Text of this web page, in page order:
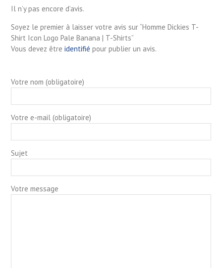
Il n’y pas encore d’avis.
Soyez le premier à laisser votre avis sur “Homme Dickies T-
Shirt Icon Logo Pale Banana | T-Shirts”
Vous devez être identifié pour publier un avis.
Votre nom (obligatoire)
Votre e-mail (obligatoire)
Sujet
Votre message